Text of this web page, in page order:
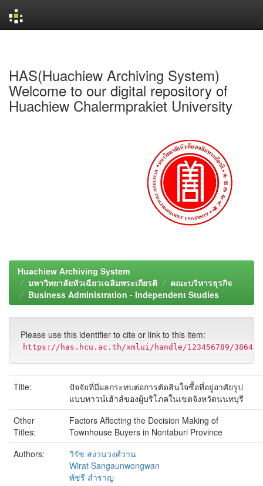
HAS(Huachiew Archiving System)
Welcome to our digital repository of
Huachiew Chalermprakiet University
Huachiew Archiving System
มหาวิทยาลัยหัวเฉียวเฉลิมพระเกียรติ
คณะบริหารธุรกิจ
Business Administration - Independent Studies
Please use this identifier to cite or link to this item:
https://has.hcu.ac.th/xmlui/handle/123456789/3864
Title:
ปัจจัยที่มีผลกระทบต่อการตัดสินใจซื้อที่อยู่อาศัยรูป
แบบทาวน์เฮ้าส์ของผู้บริโภคในเขตจังหวัดนนทบุรี
Other
Titles:
Factors Affecting the Decision Making of
Townhouse Buyers in Nontaburi Province
Authors:
วิรัช สงวนวงศ์วาน
Wirat Sangaunwongwan
พัชรี สำราญ